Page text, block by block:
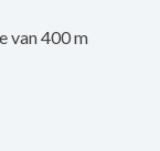
van 400 m